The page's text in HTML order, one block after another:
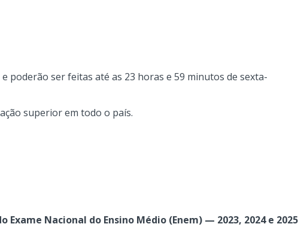
poderão ser feitas até as 23 horas e 59 minutos de sexta-
superior em todo o país.
Nacional do Ensino Médio (Enem) — 2023, 2024 e 2025